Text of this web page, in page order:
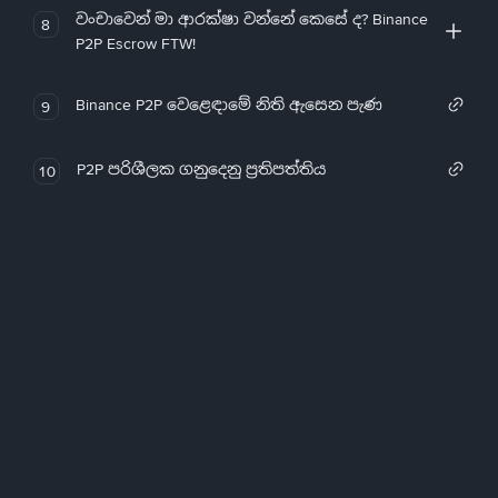
8
වංචාවෙන් මා ආරක්ෂා වන්නේ කෙසේ ද? Binance
P2P Escrow FTW!
9 Binance P2P වෙළෙඳාමේ නිති ඇසෙන පැණ
10 P2P පරිශීලක ගනුදෙනු ප්‍රතිපත්තිය